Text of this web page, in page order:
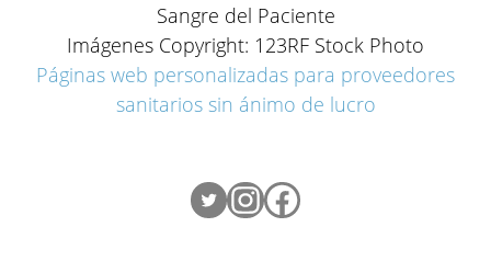
Sangre del Paciente
Imágenes Copyright: 123RF Stock Photo
Páginas web personalizadas para proveedores
sanitarios sin ánimo de lucro
Twitter
Instagram
Facebook